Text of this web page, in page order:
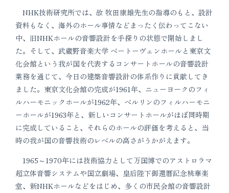
NHK技術研究所では、故 牧田康雄先生の指導のもと、設計
資料もなく、海外のホール事情などまったく伝わってこない
中、旧NHKホールの音響設計を手探りの状態で開始しまし
た。そして、武蔵野音楽大学 ベートーヴェンホールと東京文
化会館という我が国を代表するコンサートホールの音響設計
業務を通じて、今日の建築音響設計の体系作りに貢献してき
ました。東京文化会館の完成が1961年、ニューヨークのフィ
ルハーモニックホールが1962年、ベルリンのフィルハーモニ
ーホールが1963年と、新しいコンサートホールがほぼ同時期
に完成していること、それらのホールの評価を考えると、当
時の我が国の音響技術のレベルの高さがうかがえます。
1965～1970年には技術協力として万国博でのアストロラマ
超立体音響システムや国立劇場、皇后陛下御還暦記念桃華楽
堂、新NHKホールなどをはじめ、多くの市民会館の音響設計